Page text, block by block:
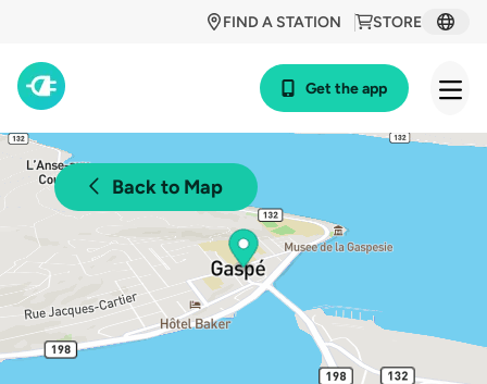
STORE
FIND A STATION
Get the app
Back to Map